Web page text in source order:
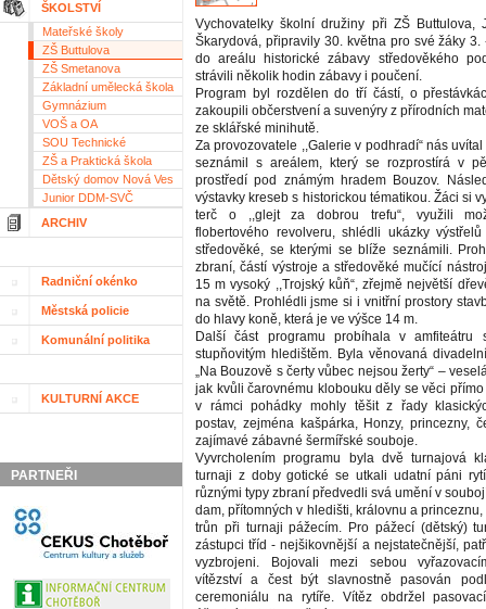
ŠKOLSTVÍ
Mateřské školy
ZŠ Buttulova
ZŠ Smetanova
Základní umělecká škola
Gymnázium
VOŠ a OA
SOU Technické
ZŠ a Praktická škola
Dětský domov Nová Ves
Junior DDM-SVČ
ARCHIV
Radniční okénko
Městská policie
Komunální politika
KULTURNÍ AKCE
PARTNEŘI
Vychovatelky školní družiny při ZŠ Buttulova,
Škarydová, připravily 30. května pro své žáky 3.
do areálu historické zábavy středověkého
strávili několik hodin zábavy i poučení.
Program byl rozdělen do tří částí, o
zakoupili občerstvení a suvenýry z přírodních
ze sklářské minihutě.
Za provozovatele ,,Galerie v podhradí“ nás
seznámil s areálem, který se rozprostírá v
prostředí pod známým hradem Bouzov.
výstavky kreseb s historickou tématikou. Žáci si
terč o ,,glejt za dobrou trefu“, využili
flobertového revolveru, shlédli ukázky
středověké, se kterými se blíže seznámili.
zbraní, částí výstroje a středověké mučící
15 m vysoký ,,Trojský kůň“, zřejmě největší
na světě. Prohlédli jsme si i vnitřní prostory
do hlavy koně, která je ve výšce 14 m.
Další část programu probíhala v amfiteátru
stupňovitým hledištěm. Byla věnovaná
„Na Bouzově s čerty vůbec nejsou žerty“ –
jak kvůli čarovnému klobouku děly se věci
v rámci pohádky mohly těšit z řady
postav, zejména kašpárka, Honzy, princezny,
zajímavé zábavné šermířské souboje.
Vyvrcholením programu byla dvě turnajová
turnaji z doby gotické se utkali udatní páni
různými typy zbraní předvedli svá umění v
dam, přítomných v hledišti, královnu a
trůn při turnaji pážecím. Pro pážecí (dětský)
zástupci tříd - nejšikovnější a nejstatečnější,
vyzbrojeni. Bojovali mezi sebou
vítězství a čest být slavnostně pasován
ceremoniálu na rytíře. Vítěz obdržel